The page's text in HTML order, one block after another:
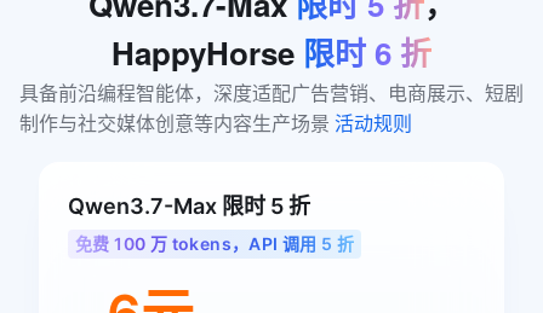
HappyHorse 限时 6 折
具备前沿编程智能体，深度适配广告营销、电商展示、短剧
制作与社交媒体创意等内容生产场景 活动规则
Qwen3.7-Max 限时 5 折
免费 100 万 tokens，API 调用 5 折